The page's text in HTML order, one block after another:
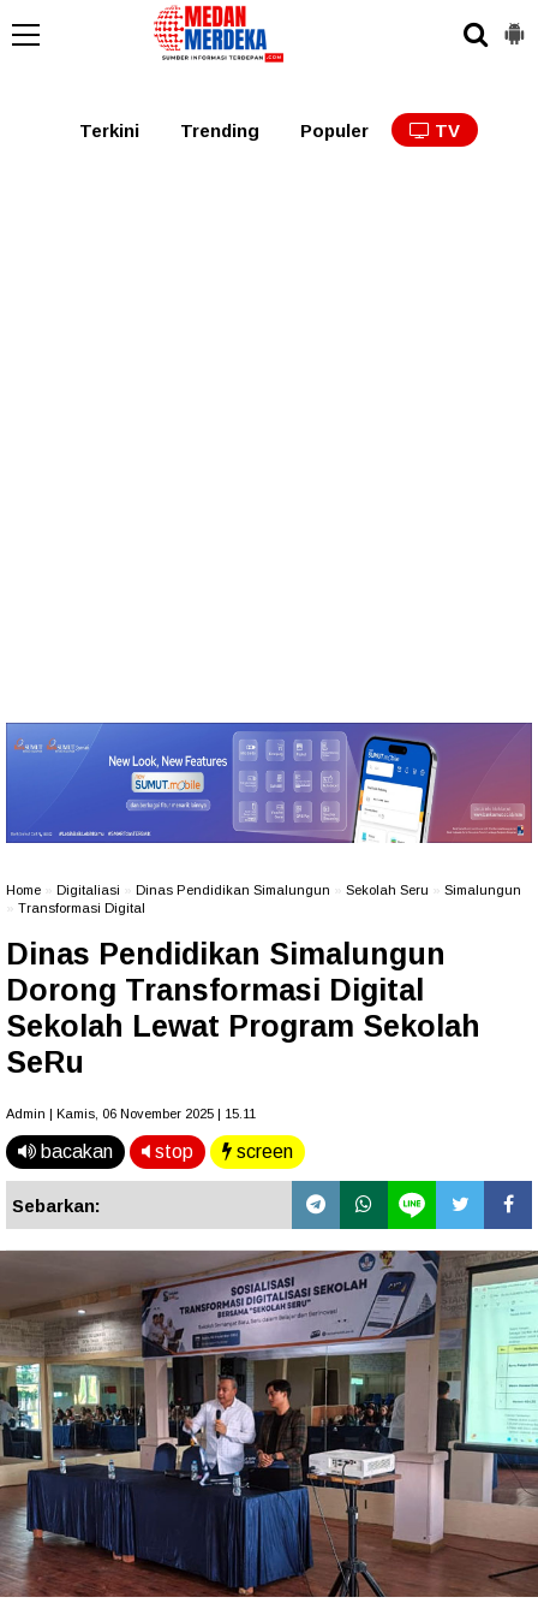
Tabagsel Tapanuli
Terkini Trending Populer TV
Home Digitaliasi Dinas Pendidikan Simalungun Sekolah Seru
Simalungun
Transformasi Digital
Dinas Pendidikan Simalungun
Dorong Transformasi Digital
Sekolah Lewat Program Sekolah
SeRu
Admin | Kamis, 06 November 2025 | 15.11
bacakan stop screen
Sebarkan: